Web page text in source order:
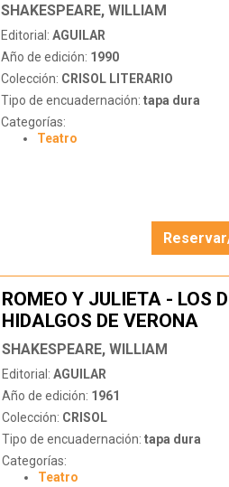
SHAKESPEARE, WILLIAM
Editorial: AGUILAR
Año de edición: 1990
Colección: CRISOL LITERARIO
Tipo de encuadernación: tapa dura
Categorías:
Teatro
ROMEO Y JULIETA - LOS
HIDALGOS DE VERONA
SHAKESPEARE, WILLIAM
Editorial: AGUILAR
Año de edición: 1961
Colección: CRISOL
Tipo de encuadernación: tapa dura
Categorías:
Teatro